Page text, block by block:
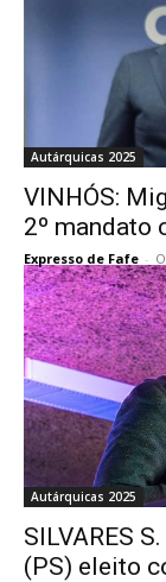
Autárquicas 2025
VINHÓS:
2º mandato
Expresso de Fafe -
Autárquicas 2025
SILVARES
(PS) eleito